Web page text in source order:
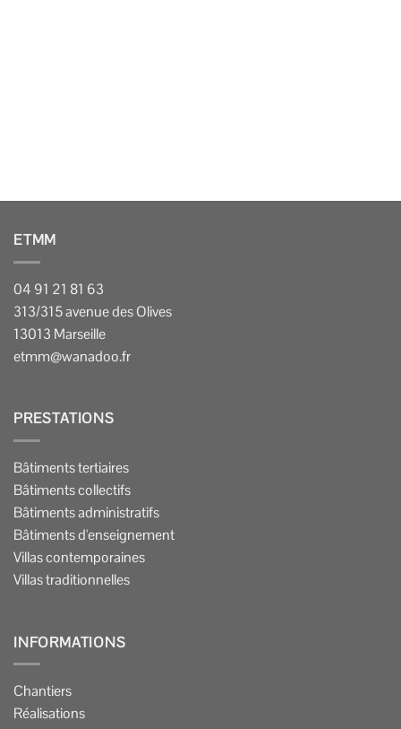
ETMM
04 91 21 81 63
313/315 avenue des Olives
13013 Marseille
etmm@wanadoo.fr
PRESTATIONS
Bâtiments tertiaires
Bâtiments collectifs
Bâtiments administratifs
Bâtiments d'enseignement
Villas contemporaines
Villas traditionnelles
INFORMATIONS
Chantiers
Réalisations